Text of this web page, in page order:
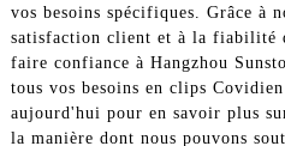
vos besoins spécifiques. Grâce à
satisfaction client et à la fiabilité
faire confiance à Hangzhou
tous vos besoins en clips
aujourd'hui pour en savoir plus
la manière dont nous pouvons